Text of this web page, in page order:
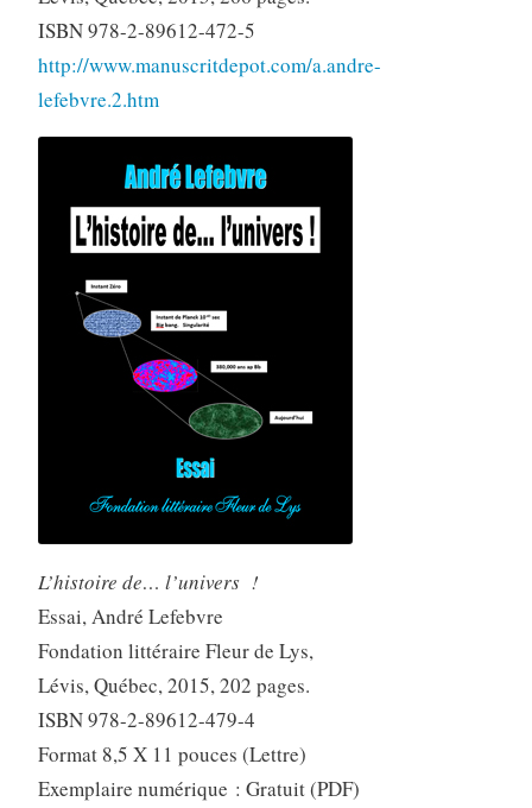
ISBN 978-2-89612-472-5
http://www.manuscritdepot.com/a.andre-
lefebvre.2.htm
L’histoire de… l’univers !
Essai, André Lefebvre
Fondation littéraire Fleur de Lys,
Lévis, Québec, 2015, 202 pages.
ISBN 978-2-89612-479-4
Format 8,5 X 11 pouces (Lettre)
Exemplaire numérique : Gratuit (PDF)